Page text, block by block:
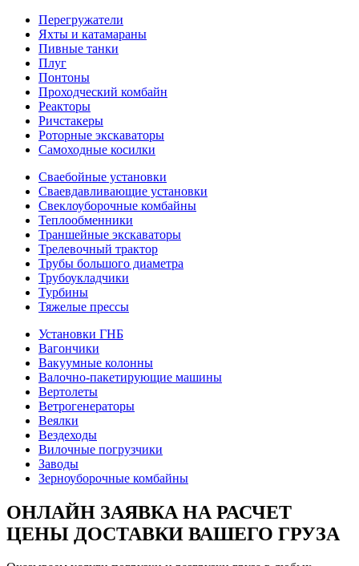
Перегружатели
Яхты и катамараны
Пивные танки
Плуг
Понтоны
Проходческий комбайн
Реакторы
Ричстакеры
Роторные экскаваторы
Самоходные косилки
Сваебойные установки
Сваевдавливающие установки
Свеклоуборочные комбайны
Теплообменники
Траншейные экскаваторы
Трелевочный трактор
Трубы большого диаметра
Трубоукладчики
Турбины
Тяжелые прессы
Установки ГНБ
Вагончики
Вакуумные колонны
Валочно-пакетирующие машины
Вертолеты
Ветрогенераторы
Веялки
Вездеходы
Вилочные погрузчики
Заводы
Зерноуборочные комбайны
ОНЛАЙН ЗАЯВКА НА РАСЧЕТ
ЦЕНЫ ДОСТАВКИ ВАШЕГО ГРУЗА